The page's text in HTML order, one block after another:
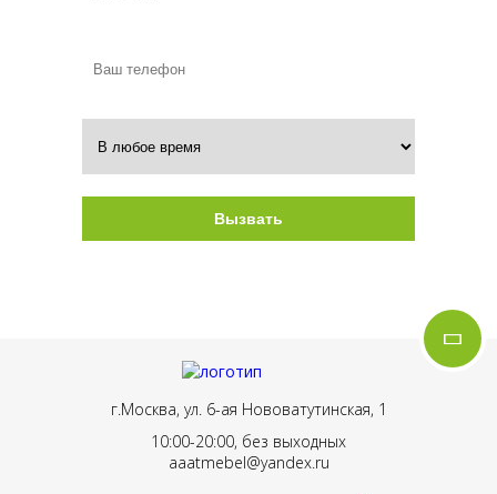
Вызвать
г.Москва, ул. 6-ая Нововатутинская, 1
10:00-20:00, без выходных
aaatmebel@yandex.ru